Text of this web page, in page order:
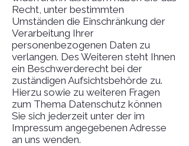
Recht, unter bestimmten
Umständen die Einschränkung der
Verarbeitung Ihrer
personenbezogenen Daten zu
verlangen. Des Weiteren steht Ihnen
ein Beschwerderecht bei der
zuständigen Aufsichtsbehörde zu.
Hierzu sowie zu weiteren Fragen
zum Thema Datenschutz können
Sie sich jederzeit unter der im
Impressum angegebenen Adresse
an uns wenden.